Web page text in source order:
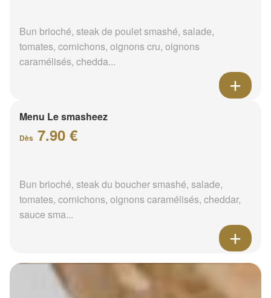
Bun brioché, steak de poulet smashé, salade,
tomates, cornichons, oignons cru, oignons
caramélisés, chedda...
Menu Le smasheez
Dès 7.90 €
Bun brioché, steak du boucher smashé, salade,
tomates, cornichons, oignons caramélisés, cheddar,
sauce sma...